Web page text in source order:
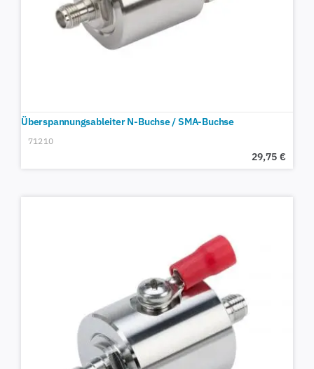
Überspannungsableiter N-Buchse / SMA-Buchse
71210
29,75 €